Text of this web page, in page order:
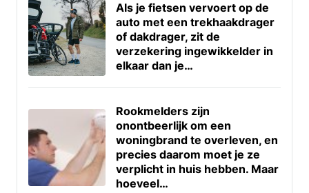
Als je fietsen vervoert op de
auto met een trekhaakdrager
of dakdrager, zit de
verzekering ingewikkelder in
elkaar dan je…
Rookmelders zijn
onontbeerlijk om een
woningbrand te overleven, en
precies daarom moet je ze
verplicht in huis hebben. Maar
hoeveel…